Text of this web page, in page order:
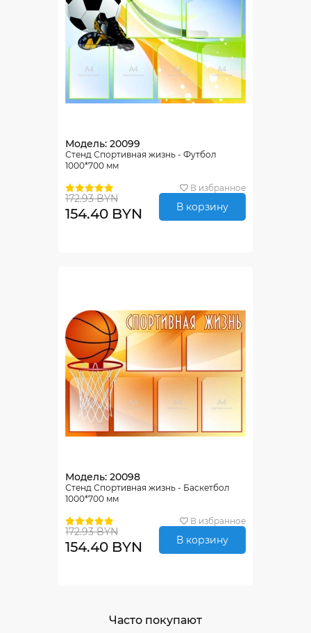
Модель: 20099
Стенд Спортивная жизнь - Футбол
1000*700 мм
В избранное
172.93 BYN
154.40 BYN В корзину
Модель: 20098
Стенд Спортивная жизнь - Баскетбол
1000*700 мм
В избранное
172.93 BYN
154.40 BYN В корзину
Часто покупают